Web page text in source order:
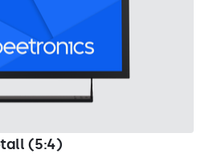
(5:4)